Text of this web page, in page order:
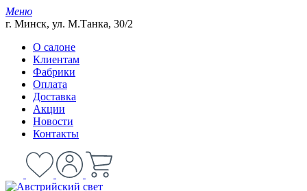
Меню
г. Минск, ул. М.Танка, 30/2
О салоне
Клиентам
Фабрики
Оплата
Доставка
Акции
Новости
Контакты